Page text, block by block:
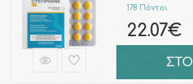
178 Πόντοι
22.07€